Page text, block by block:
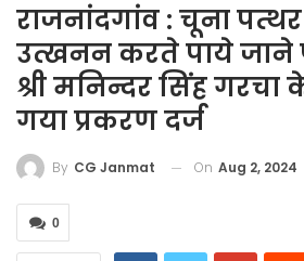
राजनांदगांव : चूना
उत्खनन करते पाये जाने
श्री मनिन्दर सिंह गरचा
गया प्रकरण दर्ज
By CG Janmat On Aug 2, 2024
0